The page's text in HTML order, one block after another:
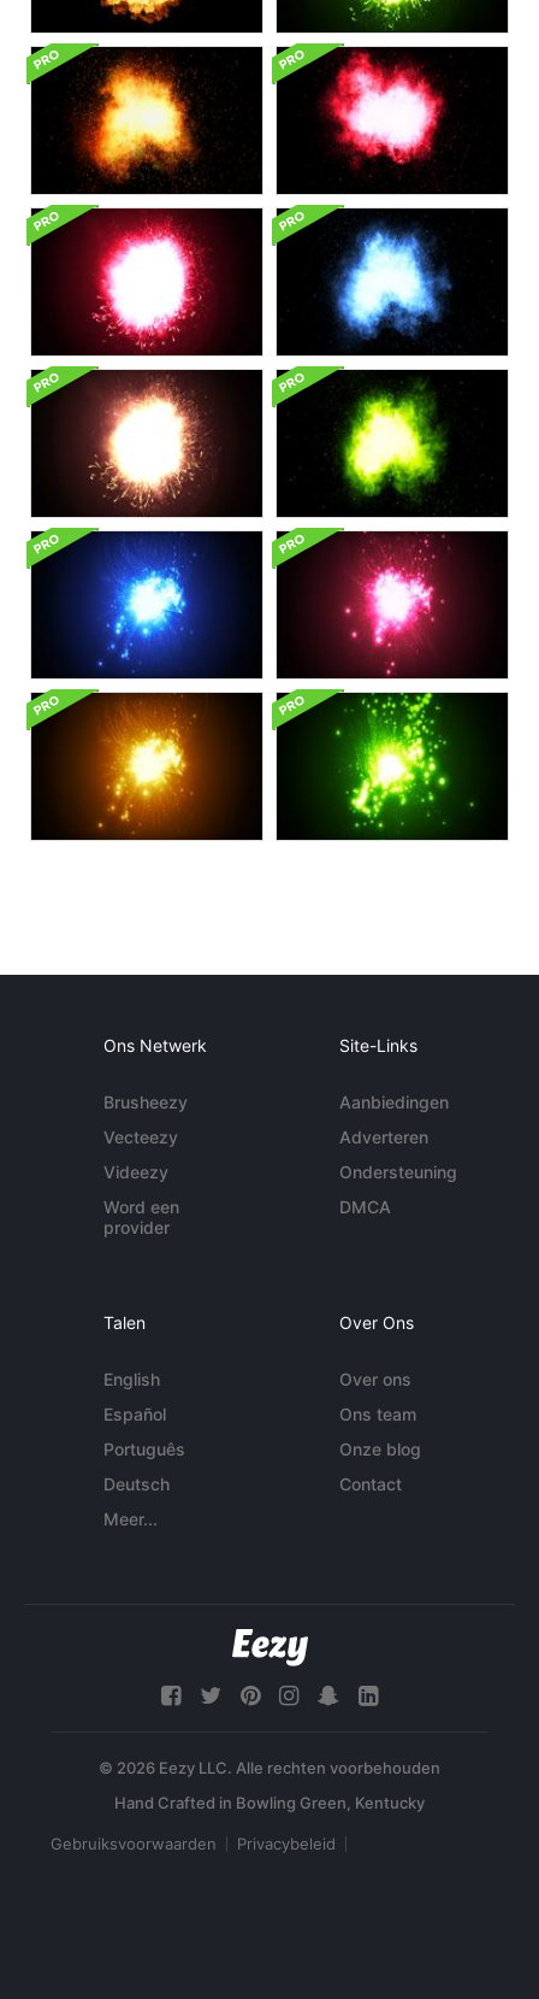
Ons Netwerk
Brusheezy
Vecteezy
Videezy
Word een
provider
Site-Links
Aanbiedingen
Adverteren
Ondersteuning
DMCA
Talen
English
Español
Português
Deutsch
Meer...
Over Ons
Over ons
Ons team
Onze blog
Contact
© 2026 Eezy LLC. Alle rechten voorbehouden
Gebruiksvoorwaarden Privacybeleid